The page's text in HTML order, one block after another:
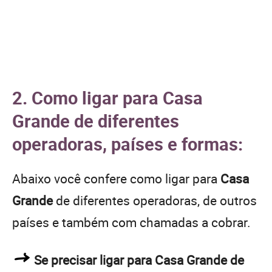
2. Como ligar para Casa
Grande de diferentes
operadoras, países e formas:
Abaixo você confere como ligar para Casa
Grandede diferentes operadoras, de outros
países e também com chamadas a cobrar.
Se precisar ligar para Casa Grande de